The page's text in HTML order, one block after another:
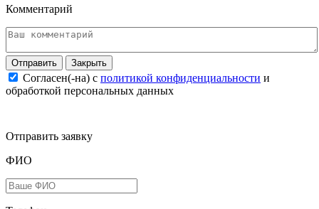
Комментарий
Закрыть
Согласен(-на) c политикой конфиденциальности и
обработкой персональных данных
Отправить заявку
ФИО